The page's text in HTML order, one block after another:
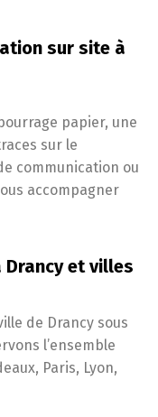
sur site à
papier, une
sur le
communication ou
accompagner
Drancy et villes
de Drancy sous
l’ensemble
Paris, Lyon,